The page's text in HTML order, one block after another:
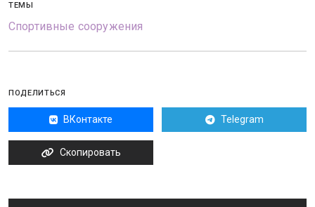
ТЕМЫ
Спортивные сооружения
ПОДЕЛИТЬСЯ
ВКонтакте Telegram
Скопировать